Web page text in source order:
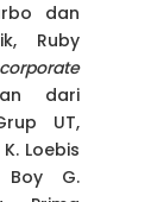
dan
Ruby
corporate
dari
UT,
Loebis
G.